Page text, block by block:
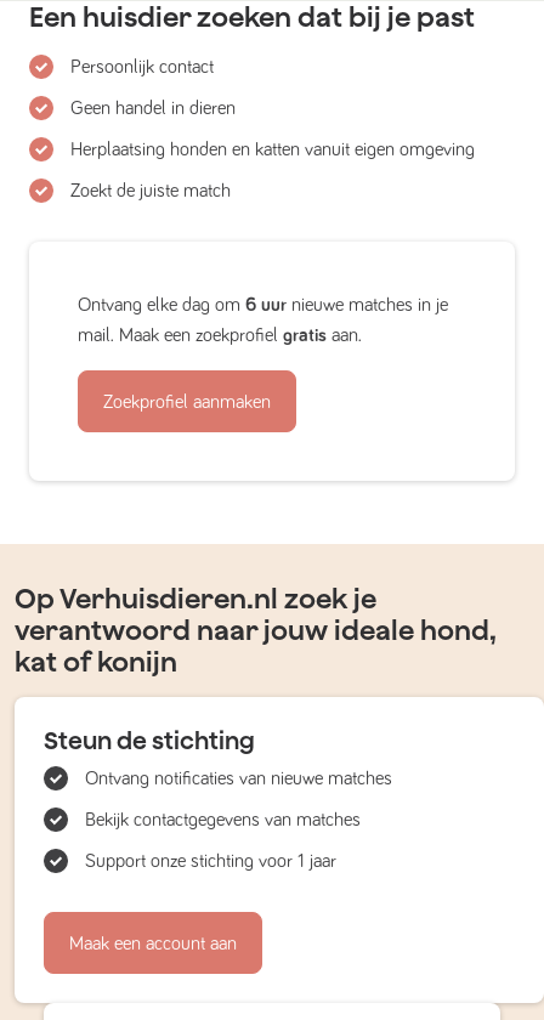
Een huisdier zoeken dat bij je past
Persoonlijk contact
Geen handel in dieren
Herplaatsing honden en katten vanuit eigen omgeving
Zoekt de juiste match
Ontvang elke dag om 6 uur nieuwe matches in je
mail. Maak een zoekprofiel gratis aan.
Zoekprofiel aanmaken
Op Verhuisdieren.nl zoek je
verantwoord naar jouw ideale hond,
kat of konijn
Steun de stichting
Ontvang notificaties van nieuwe matches
Bekijk contactgegevens van matches
Support onze stichting voor 1 jaar
Maak een account aan